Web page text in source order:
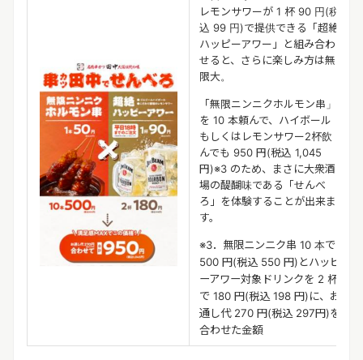
レモンサワーが 1 杯 90 円(税
込 99 円)で提供できる「超絶
ハッピーアワー」と組み合わ
せると、さらに楽しみ方は無
限大。
「無限ニンニクホルモン串」
を 10 本頼んで、ハイボール
もしくはレモンサワー2杯飲
んでも 950 円(税込 1,045
円)※3 のため、まさに大衆酒
場の醍醐味である「せんべ
ろ」を体験することが出来ま
す。
※3．無限ニンニク串 10 本で
500 円(税込 550 円)とハッピ
ーアワー対象ドリンクを 2 杯
で 180 円(税込 198 円)に、お
通し代 270 円(税込 297円)を
合わせた金額